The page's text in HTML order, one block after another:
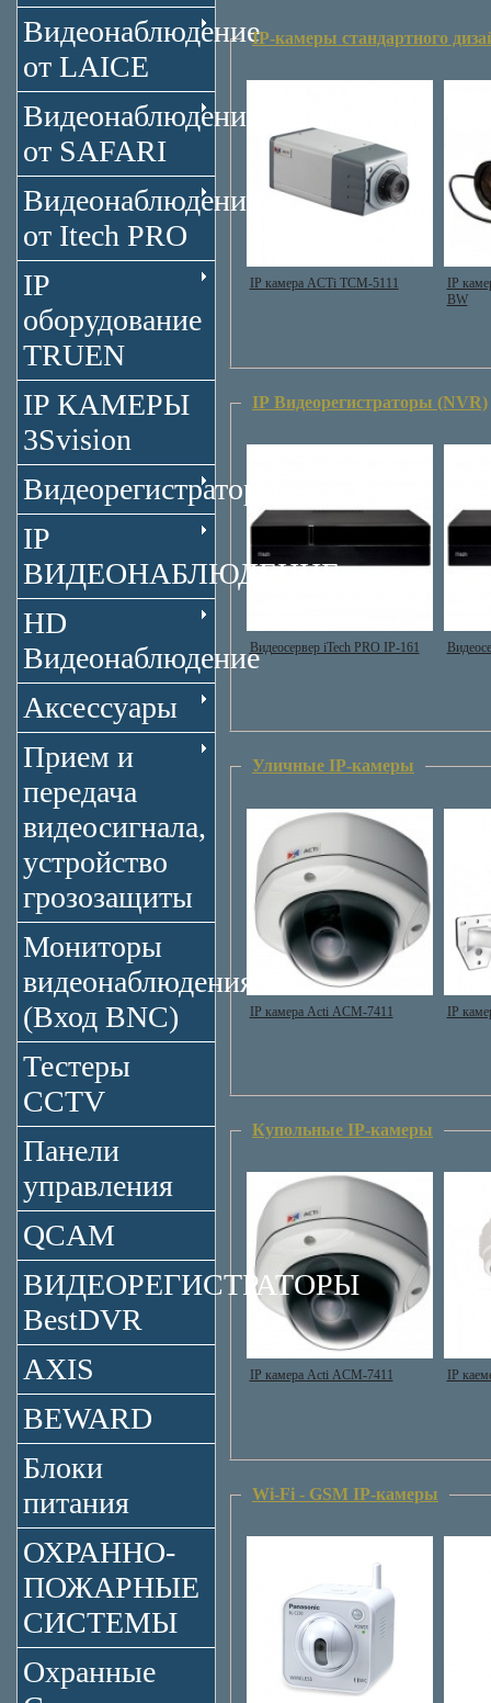
Видеонаблюдение
от LAICE
Видеонаблюдение
от SAFARI
Видеонаблюдение
от Itech PRO
IP
оборудование
TRUEN
IP КАМЕРЫ
3Svision
Видеорегистраторы
IP
ВИДЕОНАБЛЮДЕНИЕ
HD
Видеонаблюдение
Аксессуары
Прием и
передача
видеосигнала,
устройство
грозозащиты
Мониторы
видеонаблюдения
(Вход BNC)
Тестеры
CCTV
Панели
управления
QCAM
ВИДЕОРЕГИСТРАТОРЫ
BestDVR
AXIS
BEWARD
Блоки
питания
ОХРАННО-
ПОЖАРНЫЕ
СИСТЕМЫ
Охранные
IP-камеры стандартного
IP камера ACTi TCM-5111
IP
BW
IP Видеорегистраторы (NVR)
Видеосервер iTech PRO IP-161
Уличные IP-камеры
IP камера Acti ACM-7411 IP
Купольные IP-камеры
IP камера Acti ACM-7411 IP
Wi-Fi - GSM IP-камеры